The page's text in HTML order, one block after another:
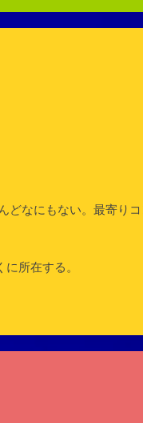
どなにもない。最寄り
所在する。